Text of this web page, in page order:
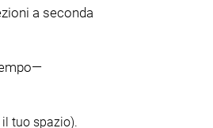
a seconda
tuo spazio).